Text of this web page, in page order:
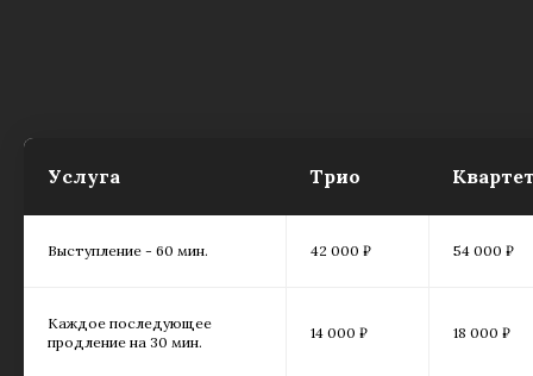
Услуга Трио
Выступление - 60 мин. 42 000 ₽ 54 000 ₽
Каждое последующее
продление на 30 мин.
14 000 ₽ 18 000 ₽